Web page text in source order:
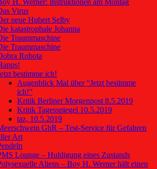
Virus
neue Hubert Selby
katastrophale Johanna
Traummaschine
Traummaschine
Robota
bestimme ich!
Augenblick Mal über “Jetzt bestimme
ich!”
Kritik Berliner Morgenpost 8.5.2019
Kritik Tagesspiegel 10.5.2019
taz, 10.5.2019
GbR – Test-Service für Gefahren
Art
Lounge – Huldigung eines Zustands
Aliens – Boy H. Werner hält einen